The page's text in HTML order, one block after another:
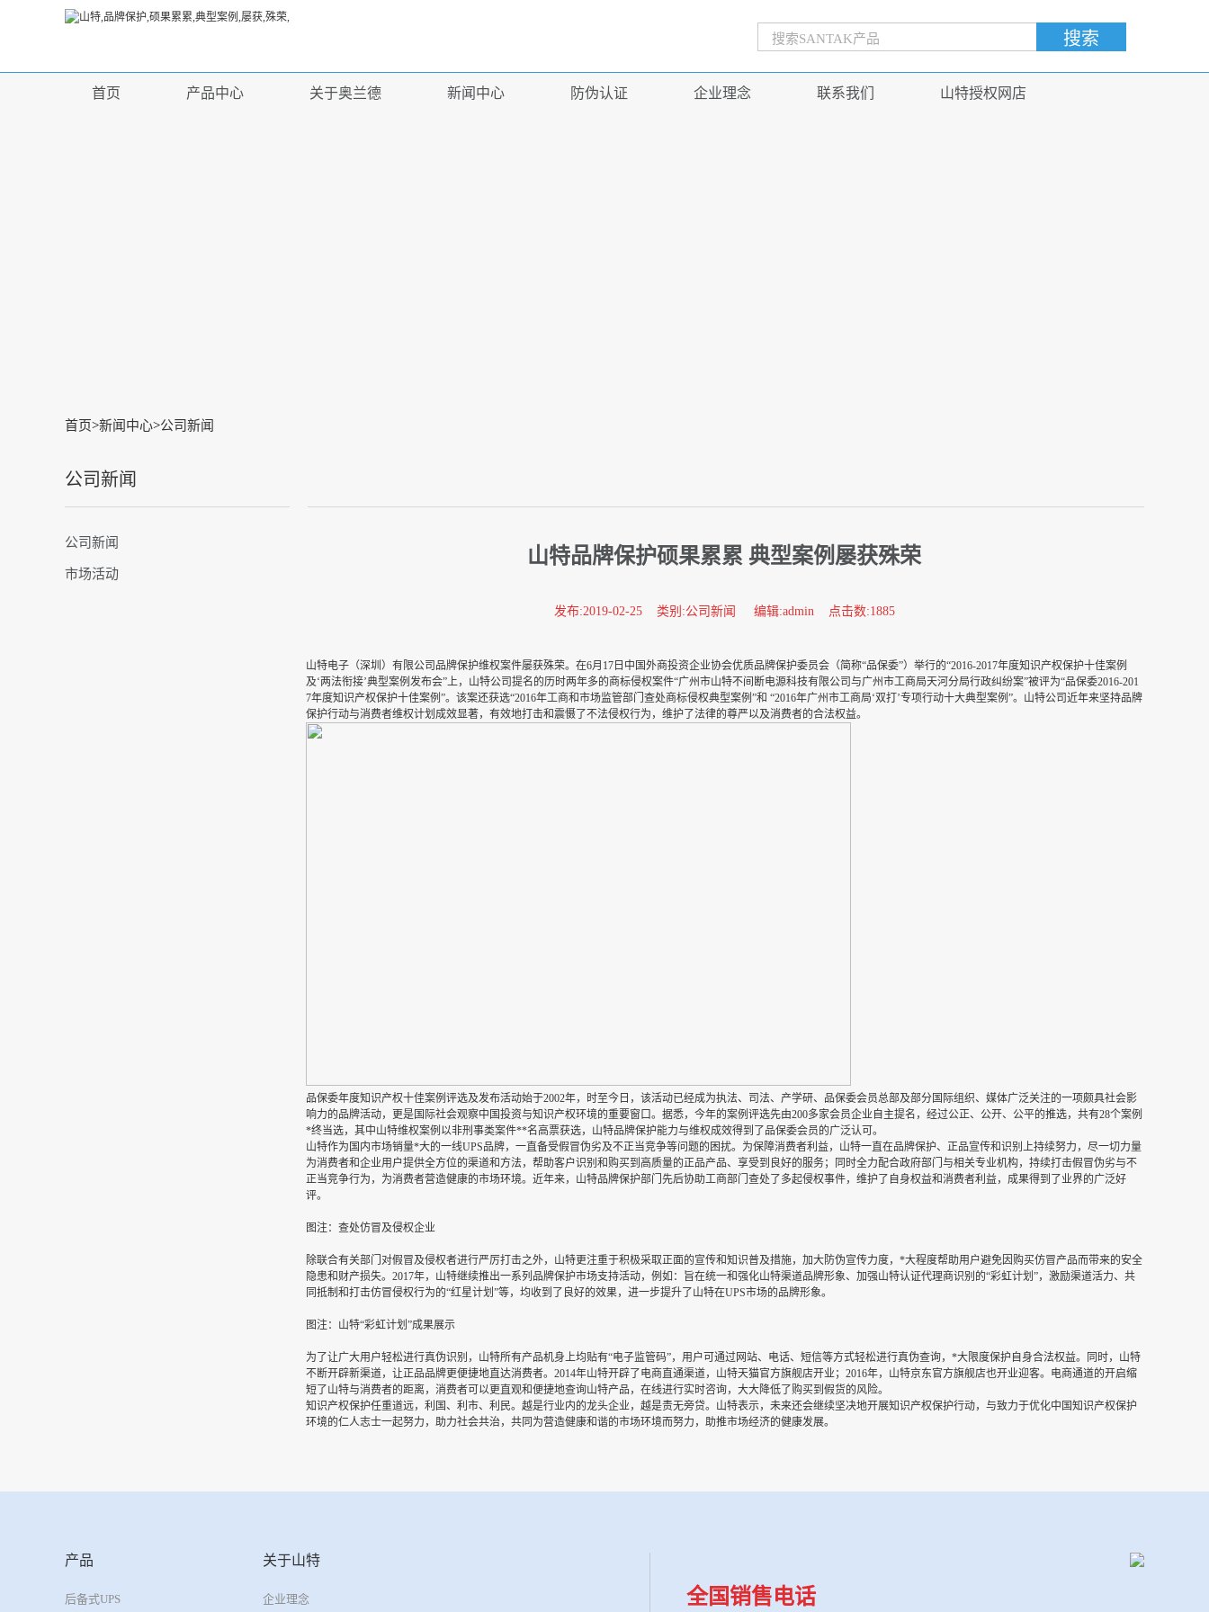
首页 产品中心 关于奥兰德 新闻中心 防伪认证 企业理念 联系我们 山特授权网店
首页>新闻中心>公司新闻
公司新闻
公司新闻
市场活动
山特品牌保护硕果累累 典型案例屡获殊荣
发布:2019-02-25 类别:公司新闻 编辑:admin 点击数:1885
山特电子（深圳）有限公司品牌保护维权案件屡获殊荣。在6月17日中国外商投资企业协会优质品牌保护委员会（简称“品保委”）举行的“2016-2017年度知识产权保护十佳案例
及‘两法衔接’典型案例发布会”上，山特公司提名的历时两年多的商标侵权案件“广州市山特不间断电源科技有限公司与广州市工商局天河分局行政纠纷案”被评为“品保委2016-201
7年度知识产权保护十佳案例”。该案还获选“2016年工商和市场监管部门查处商标侵权典型案例”和 “2016年广州市工商局‘双打’专项行动十大典型案例”。山特公司近年来坚持品牌
保护行动与消费者维权计划成效显著，有效地打击和震慑了不法侵权行为，维护了法律的尊严以及消费者的合法权益。
品保委年度知识产权十佳案例评选及发布活动始于2002年，时至今日，该活动已经成为执法、司法、产学研、品保委会员总部及部分国际组织、媒体广泛关注的一项颇具社会影
响力的品牌活动，更是国际社会观察中国投资与知识产权环境的重要窗口。据悉，今年的案例评选先由200多家会员企业自主提名，经过公正、公开、公平的推选，共有28个案例
*终当选，其中山特维权案例以非刑事类案件**名高票获选，山特品牌保护能力与维权成效得到了品保委会员的广泛认可。
山特作为国内市场销量*大的一线UPS品牌，一直备受假冒伪劣及不正当竞争等问题的困扰。为保障消费者利益，山特一直在品牌保护、正品宣传和识别上持续努力，尽一切力量
为消费者和企业用户提供全方位的渠道和方法，帮助客户识别和购买到高质量的正品产品、享受到良好的服务；同时全力配合政府部门与相关专业机构，持续打击假冒伪劣与不
正当竞争行为，为消费者营造健康的市场环境。近年来，山特品牌保护部门先后协助工商部门查处了多起侵权事件，维护了自身权益和消费者利益，成果得到了业界的广泛好
评。
图注：查处仿冒及侵权企业
除联合有关部门对假冒及侵权者进行严厉打击之外，山特更注重于积极采取正面的宣传和知识普及措施，加大防伪宣传力度，*大程度帮助用户避免因购买仿冒产品而带来的安全
隐患和财产损失。2017年，山特继续推出一系列品牌保护市场支持活动，例如：旨在统一和强化山特渠道品牌形象、加强山特认证代理商识别的“彩虹计划”，激励渠道活力、共
同抵制和打击仿冒侵权行为的“红星计划”等，均收到了良好的效果，进一步提升了山特在UPS市场的品牌形象。
图注：山特“彩虹计划”成果展示
为了让广大用户轻松进行真伪识别，山特所有产品机身上均贴有“电子监管码”，用户可通过网站、电话、短信等方式轻松进行真伪查询，*大限度保护自身合法权益。同时，山特
不断开辟新渠道，让正品品牌更便捷地直达消费者。2014年山特开辟了电商直通渠道，山特天猫官方旗舰店开业；2016年，山特京东官方旗舰店也开业迎客。电商通道的开启缩
短了山特与消费者的距离，消费者可以更直观和便捷地查询山特产品，在线进行实时咨询，大大降低了购买到假货的风险。
知识产权保护任重道远，利国、利市、利民。越是行业内的龙头企业，越是责无旁贷。山特表示，未来还会继续坚决地开展知识产权保护行动，与致力于优化中国知识产权保护
环境的仁人志士一起努力，助力社会共治，共同为营造健康和谐的市场环境而努力，助推市场经济的健康发展。
产品
后备式UPS
关于山特
企业理念 全国销售电话